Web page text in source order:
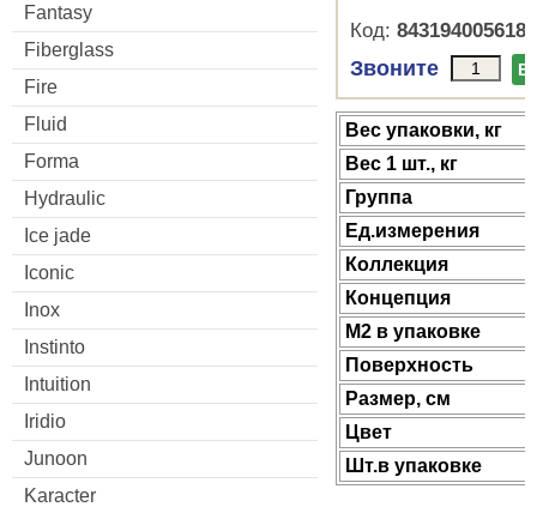
Fantasy
Fiberglass
Fire
Fluid
Forma
Hydraulic
Ice jade
Iconic
Inox
Instinto
Intuition
Iridio
Junoon
Karacter
Код: 8431940056185
Звоните В
Веc упаковки, кг
Вес 1 шт., кг
Группа
Ед.измерения
Коллекция
Концепция
М2 в упаковке
Поверхность
Размер, см
Цвет
Шт.в упаковке